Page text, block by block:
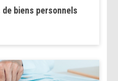
biens personnels